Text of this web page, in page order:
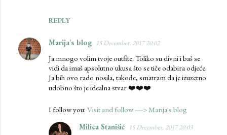
REPLY
Marija's blog 15 December, 2017 20:02
Ja mnogo volim tvoje outfite. Toliko su divni i baš se
vidi da imaš apsolutno ukusa što se tiče odabira odjeće.
Ja bih ovo rado nosila, takođe, smatram da je izuzetno
udobno što je idealna stvar ❤️❤️❤️
I follow you: Visit and follow ----> Marija's blog
Milica Stanišić 15 December, 2017 20:03